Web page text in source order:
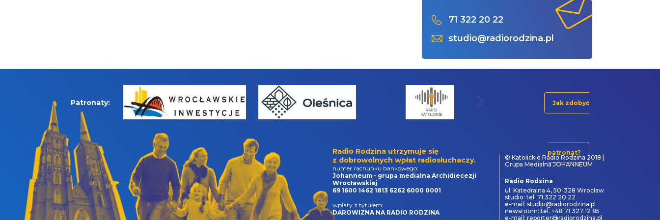
71 322 20 22
studio@radiorodzina.pl
Patronaty: Jak zdobyć
patronat?
Radio Rodzina utrzymuje się
z dobrowolnych wpłat radiosłuchaczy.
numer rachunku bankowego:
Johanneum - grupa medialna Archidiecezji
Wrocławskiej
69 1600 1462 1813 6262 6000 0001
wpłaty z tytułem:
DAROWIZNA NA RADIO RODZINA
© Katolickie Radio Rodzina 2018 |
Grupa Medialna JOHANNEUM
Radio Rodzina
ul. Katedralna 4, 50-328 Wrocław
studio: tel. 71 322 20 22
e-mail: studio@radiorodzina.pl
newsroom: tel. +48 71 327 12 85
e-mail: reporter@radiorodzina.pl